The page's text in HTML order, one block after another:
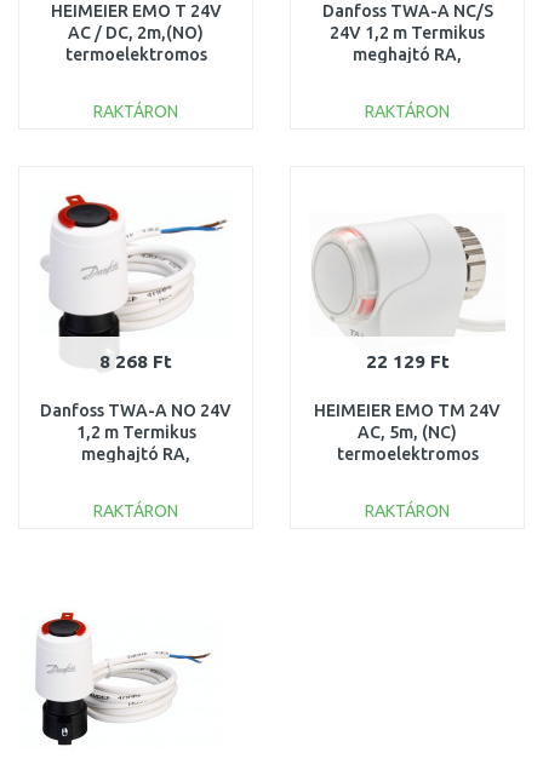
HEIMEIER EMO T 24V
AC / DC, 2m,(NO)
termoelektromos
01.500
RAKTÁRON
Danfoss TWA-A NC/S
24V 1,2 m Termikus
meghajtó RA,
zárt RA 088H3114
RAKTÁRON
8 268 Ft
Danfoss TWA-A NO 24V
1,2 m Termikus
meghajtó RA,
nyitott RA 088H3111
RAKTÁRON
22 129 Ft
HEIMEIER EMO TM 24V
AC, 5m, (NC)
termoelektromos
02.500
RAKTÁRON